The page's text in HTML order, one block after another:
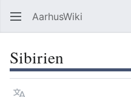
AarhusWiki
Sibirien